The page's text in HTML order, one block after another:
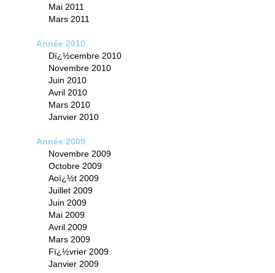
Mai 2011
Mars 2011
Année 2010
Dï¿½cembre 2010
Novembre 2010
Juin 2010
Avril 2010
Mars 2010
Janvier 2010
Année 2009
Novembre 2009
Octobre 2009
Aoï¿½t 2009
Juillet 2009
Juin 2009
Mai 2009
Avril 2009
Mars 2009
Fï¿½vrier 2009
Janvier 2009